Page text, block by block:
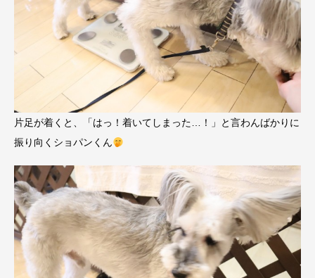
片足が着くと、「はっ！着いてしまった…！」と言わんばかりに
振り向くショパンくん